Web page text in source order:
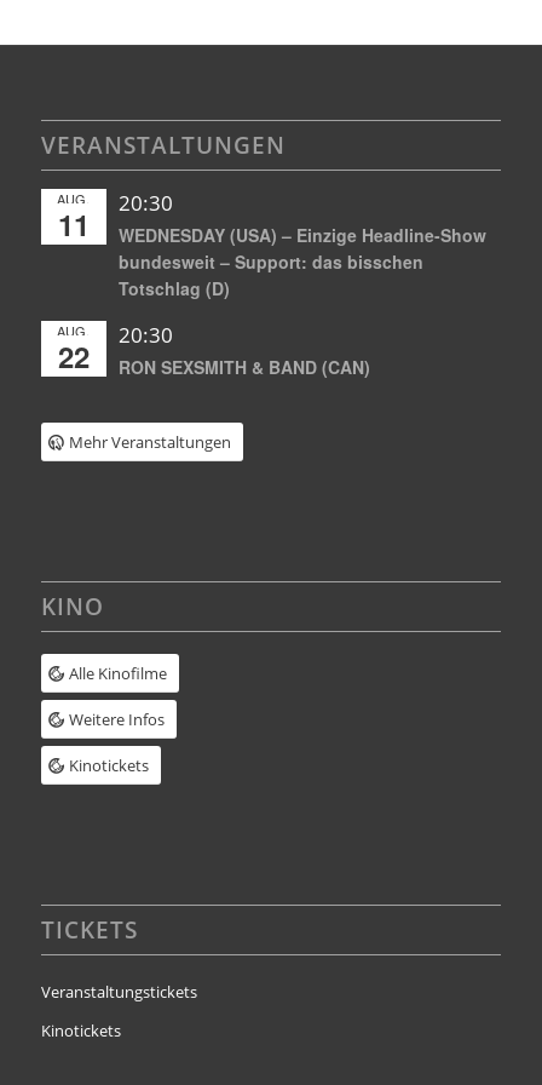
VERANSTALTUNGEN
AUG.
11
20:30
WEDNESDAY (USA) – Einzige Headline-Show
bundesweit – Support: das bisschen
Totschlag (D)
AUG.
22
20:30
RON SEXSMITH & BAND (CAN)
Mehr Veranstaltungen
KINO
Alle Kinofilme
Weitere Infos
Kinotickets
TICKETS
Veranstaltungstickets
Kinotickets